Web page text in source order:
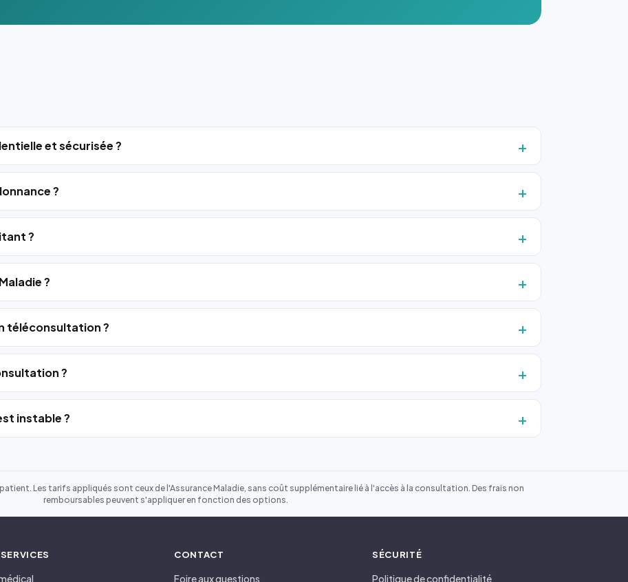
et sécurisée ?
?
?
?
téléconsultation ?
?
instable ?
Les tarifs appliqués sont ceux de l'Assurance Maladie, sans coût supplémentaire lié à l'accès à la consultation. Des frais non
remboursables peuvent s'appliquer en fonction des options.
CONTACT
Foire aux questions
SÉCURITÉ
Politique de confidentialité